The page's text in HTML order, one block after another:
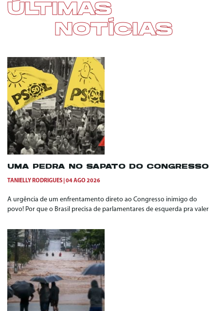
ÚLTIMAS
NOTÍCIAS
UMA PEDRA NO SAPATO DO CONGRESSO
TANIELLY RODRIGUES 04 AGO 2026
A urgência de um enfrentamento direto ao Congresso inimigo do
povo! Por que o Brasil precisa de parlamentares de esquerda pra valer